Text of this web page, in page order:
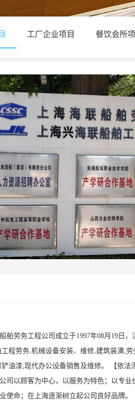
工厂企业项目 餐饮会所
劳务工程公司成立于1997年08月19日，
程劳务,机械设备安装、维修,建筑装潢,
油漆,现代办公设备销售及维修。 【依
司以顾客为中心，以服务为特色；以专
使命；在上海逐渐树立起公司良好品牌。